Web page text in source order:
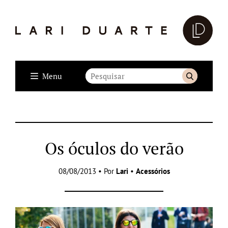
Menu
Os óculos do verão
08/08/2013 • Por Lari • Acessórios